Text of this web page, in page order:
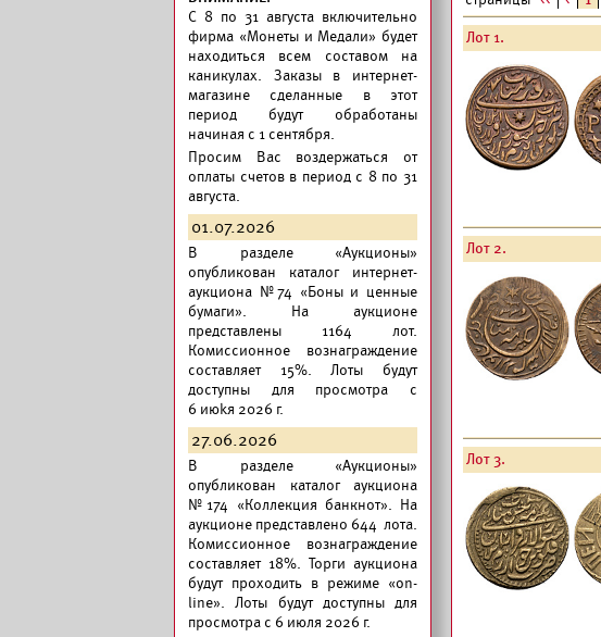
C 8 по 31 августа включительно
фирма «Монеты и Медали» будет
находиться всем составом на
каникулах. Заказы в интернет-
магазине сделанные в этот
период будут обработаны
начиная с 1 сентября.
Просим Вас воздержаться от
оплаты счетов в период с 8 по 31
августа.
01.07.2026
В разделе «Аукционы»
опубликован каталог интернет-
аукциона №74 «Боны и ценные
бумаги». На аукционе
представлены 1164 лот.
Комиссионное вознаграждение
составляет 15%. Лоты будут
доступны для просмотра с
6 июkя 2026 г.
27.06.2026
В разделе «Аукционы»
опубликован каталог аукциона
№174 «Коллекция банкнот». На
аукционе представлено 644 лота.
Комиссионное вознаграждение
составляет 18%. Торги аукциона
будут проходить в режиме «on-
line». Лоты будут доступны для
просмотра с 6 июля 2026 г.
Лот 1.
Лот 2.
Лот 3.